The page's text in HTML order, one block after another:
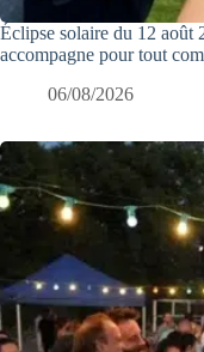
Éclipse solaire du 12 août
accompagne pour tout
06/08/2026